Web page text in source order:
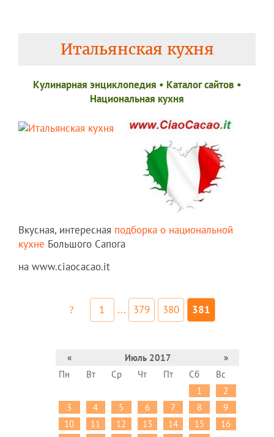
Итальянская кухня
Кулинарная энциклопедия • Каталог сайтов •
Национальная кухня
Вкусная, интересная подборка о национальной
кухне Большого Сапога
на www.ciaocacao.it
1 ... 379 380 381
« Июль 2017
»
Пн
Вт Ср Чт Пт Сб
Вс
1
2
3
4 5 6 7 8
9
10
11 12 13 14 15
16